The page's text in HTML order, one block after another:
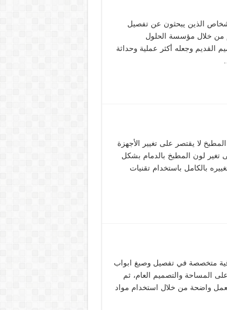
الذين يبحثون عن تفصيل
من خلال مؤسسة الحلول
القديم وجعله أكثر عملية وحداثة
لا يقتصر على تغيير الأجهزة
تغير لون المطبخ بالدمام بشكل
بالكامل باستخدام تقنيات
متخصصة في تفصيل وصبغ ابواب
المساحة والتصميم العام، ثم
واضحة من خلال استخدام مواد